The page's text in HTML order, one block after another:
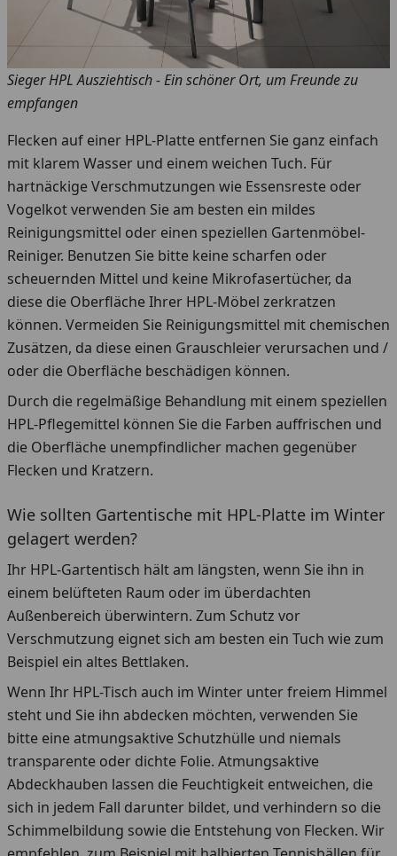
Sieger HPL Ausziehtisch - Ein schöner Ort, um Freunde zu
empfangen
Flecken auf einer HPL-Platte entfernen Sie ganz einfach
mit klarem Wasser und einem weichen Tuch. Für
hartnäckige Verschmutzungen wie Essensreste oder
Vogelkot verwenden Sie am besten ein mildes
Reinigungsmittel oder einen speziellen Gartenmöbel-
Reiniger. Benutzen Sie bitte keine scharfen oder
scheuernden Mittel und keine Mikrofasertücher, da
diese die Oberfläche Ihrer HPL-Möbel zerkratzen
können. Vermeiden Sie Reinigungsmittel mit chemischen
Zusätzen, da diese einen Grauschleier verursachen und /
oder die Oberfläche beschädigen können.
Durch die regelmäßige Behandlung mit einem speziellen
HPL-Pflegemittel können Sie die Farben auffrischen und
die Oberfläche unempfindlicher machen gegenüber
Flecken und Kratzern.
Wie sollten Gartentische mit HPL-Platte im Winter
gelagert werden?
Ihr HPL-Gartentisch hält am längsten, wenn Sie ihn in
einem belüfteten Raum oder im überdachten
Außenbereich überwintern. Zum Schutz vor
Verschmutzung eignet sich am besten ein Tuch wie zum
Beispiel ein altes Bettlaken.
Wenn Ihr HPL-Tisch auch im Winter unter freiem Himmel
steht und Sie ihn abdecken möchten, verwenden Sie
bitte eine atmungsaktive Schutzhülle und niemals
transparente oder dichte Folie. Atmungsaktive
Abdeckhauben lassen die Feuchtigkeit entweichen, die
sich in jedem Fall darunter bildet, und verhindern so die
Schimmelbildung sowie die Entstehung von Flecken. Wir